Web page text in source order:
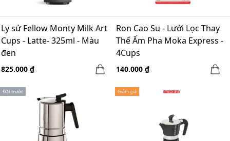
Ly sứ Fellow Monty Milk Art
Cups - Latte- 325ml - Màu
đen
825.000 ₫
Ron Cao Su - Lưới Lọc Thay
Thế Ấm Pha Moka Express -
4Cups
140.000 ₫
Đặt trước Giảm giá